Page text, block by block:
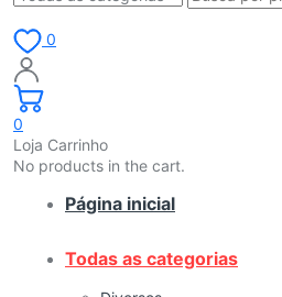
0
0
Loja Carrinho
No products in the cart.
Página inicial
Todas as categorias